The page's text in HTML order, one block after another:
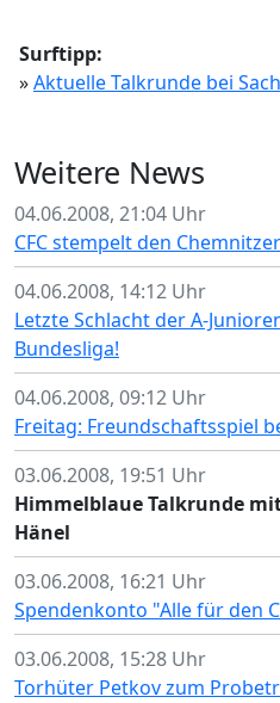
Surftipp:
»Aktuelle Talkrunde bei
Weitere News
04.06.2008, 21:04 Uhr
CFC stempelt den
04.06.2008, 14:12 Uhr
Letzte Schlacht der A-
Bundesliga!
04.06.2008, 09:12 Uhr
Freitag: Freundschaftsspiel
03.06.2008, 19:51 Uhr
Himmelblaue Talkrunde
Hänel
03.06.2008, 16:21 Uhr
Spendenkonto "Alle für den
03.06.2008, 15:28 Uhr
Torhüter Petkov zum